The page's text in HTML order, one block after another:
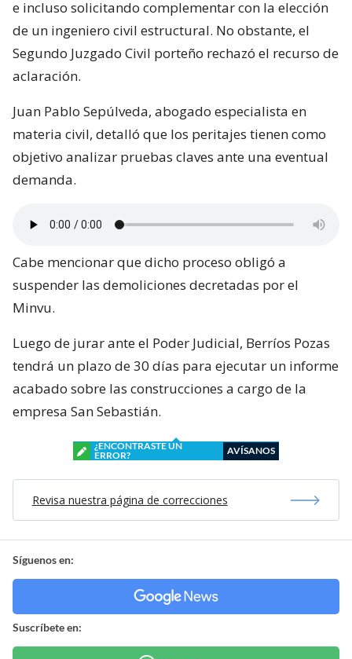
e incluso solicitando complementar con la elección
de un ingeniero civil estructural. No obstante, el
Segundo Juzgado Civil porteño rechazó el recurso de
aclaración.
Juan Pablo Sepúlveda, abogado especialista en
materia civil, detalló que los peritajes tienen como
objetivo analizar pruebas claves ante una eventual
demanda.
Cabe mencionar que dicho proceso obligó a
suspender las demoliciones decretadas por el
Minvu.
Luego de jurar ante el Poder Judicial, Berríos Pozas
tendrá un plazo de 30 días para ejecutar un informe
acabado sobre las construcciones a cargo de la
empresa San Sebastián.
¿ENCONTRASTE UN
ERROR?
AVÍSANOS
Revisa nuestra página de correcciones
Síguenos en:
Suscríbete en: